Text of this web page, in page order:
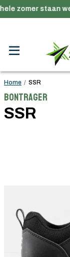
zomer staan
Home / SSR
Bontrager
SSR